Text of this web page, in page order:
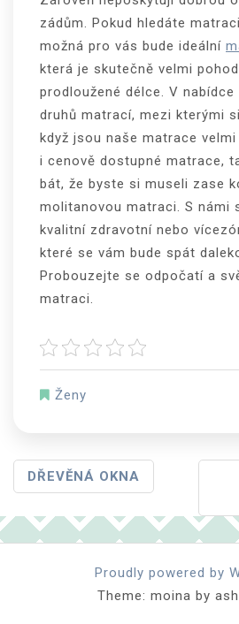
zádům. Pokud hledáte
možná pro vás bude ideální
která je skutečně velmi
prodloužené délce. V nabídce
druhů matrací, mezi kterými
když jsou naše matrace
i cenově dostupné matrace,
bát, že byste si museli zase
molitanovou matraci. S námi
kvalitní zdravotní nebo
které se vám bude spát
Probouzejte se odpočatí a
matraci.
Ženy
Navigace
Pro
Příspěvek
DŘEVĚNÁ OKNA
Proudly powered by
Theme: moina by